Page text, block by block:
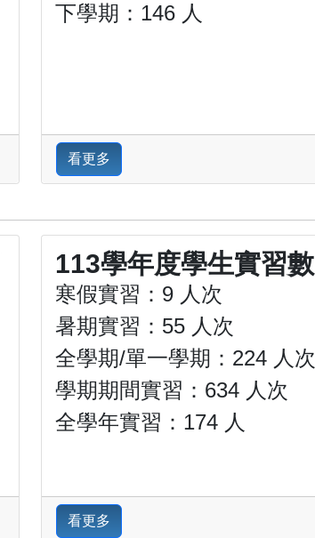
下學期：146 人
看更多
113學年度學生實習數
寒假實習：9 人次
暑期實習：55 人次
全學期/單一學期：224 人次
學期期間實習：634 人次
全學年實習：174 人
看更多